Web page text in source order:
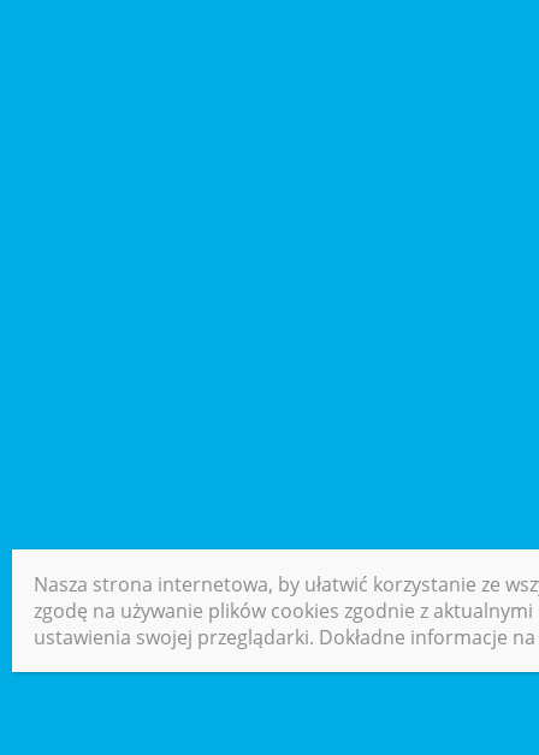
Nasza strona internetowa, by ułatwić korzystanie ze
zgodę na używanie plików cookies zgodnie z
ustawienia swojej przeglądarki. Dokładne informacje